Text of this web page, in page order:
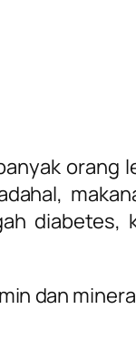
orang
diabetes,
dan